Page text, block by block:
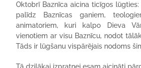
Oktobrī Baznīca aicina ticīgos
palīdz Baznīcas ganiem,
animatoriem, kuri kalpo Dieva
vienotiem ar visu Baznīcu, nodot
Tāds ir lūgšanu vispārējais nodoms